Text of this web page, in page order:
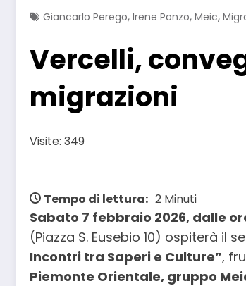
Giancarlo Perego, Irene Ponzo, Meic,
Vercelli,
migrazioni
Visite: 349
Tempo di lettura: 2 Minuti
Sabato 7 febbraio 2026, dalle
(Piazza S. Eusebio 10) ospiterà il
Incontri tra Saperi e Culture”,
Piemonte Orientale, gruppo